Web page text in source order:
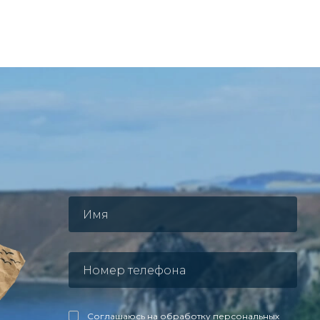
Соглашаюсь на обработку персональных